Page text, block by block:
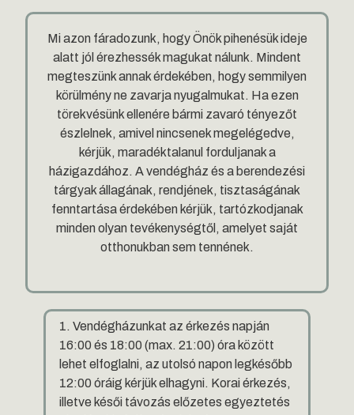
Mi azon fáradozunk, hogy Önök pihenésük ideje
alatt jól érezhessék magukat nálunk. Mindent
megteszünk annak érdekében, hogy semmilyen
körülmény ne zavarja nyugalmukat. Ha ezen
törekvésünk ellenére bármi zavaró tényezőt
észlelnek, amivel nincsenek megelégedve,
kérjük, maradéktalanul forduljanak a
házigazdához. A vendégház és a berendezési
tárgyak állagának, rendjének, tisztaságának
fenntartása érdekében kérjük, tartózkodjanak
minden olyan tevékenységtől, amelyet saját
otthonukban sem tennének.
1. Vendégházunkat az érkezés napján
16:00 és 18:00 (max. 21:00) óra között
lehet elfoglalni, az utolsó napon legkésőbb
12:00 óráig kérjük elhagyni. Korai érkezés,
illetve késői távozás előzetes egyeztetés